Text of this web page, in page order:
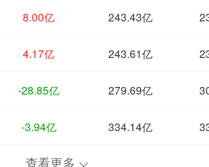
8.00亿 243.43亿
4.17亿 243.61亿
-28.85亿 279.69亿
-3.94亿 334.14亿
查看更多